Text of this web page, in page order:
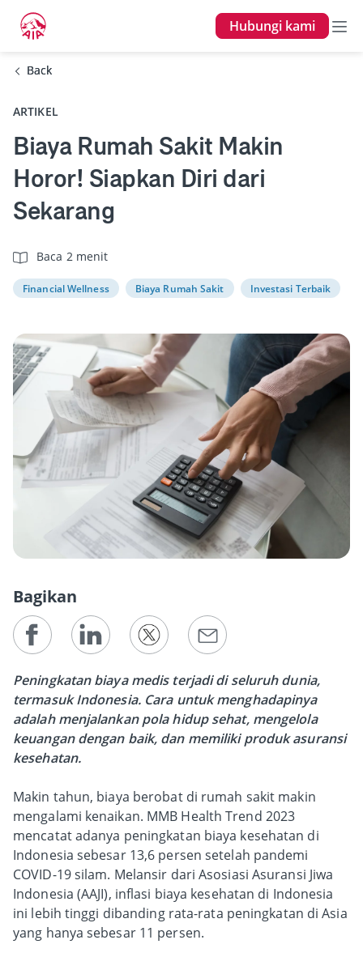
Hubungi kami
Back
Back
ARTIKEL
Biaya Rumah Sakit Makin
Horor! Siapkan Diri dari
Sekarang
Baca 2 menit
Financial Wellness Biaya Rumah Sakit Investasi Terbaik
Bagikan
Peningkatan biaya medis terjadi di seluruh dunia,
termasuk Indonesia. Cara untuk menghadapinya
adalah menjalankan pola hidup sehat, mengelola
keuangan dengan baik, dan memiliki produk asuransi
kesehatan.
Makin tahun, biaya berobat di rumah sakit makin
mengalami kenaikan. MMB Health Trend 2023
mencatat adanya peningkatan biaya kesehatan di
Indonesia sebesar 13,6 persen setelah pandemi
COVID-19 silam. Melansir dari Asosiasi Asuransi Jiwa
Indonesia (AAJI), inflasi biaya kesehatan di Indonesia
ini lebih tinggi dibanding rata-rata peningkatan di Asia
yang hanya sebesar 11 persen.